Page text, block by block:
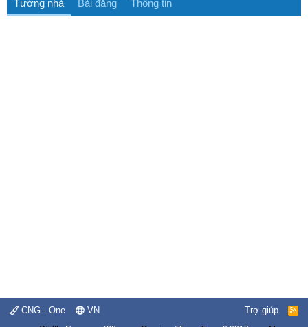
Tường nhà Bài đăng Thông tin
CNG - One VN Trợ giúp
R